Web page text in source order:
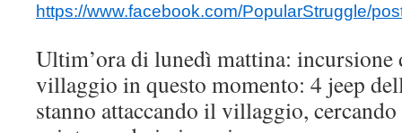
https://www.facebook.com/PopularStruggle/
Ultim’ora di lunedì mattina: incursione
villaggio in questo momento: 4 jeep
stanno attaccando il villaggio,